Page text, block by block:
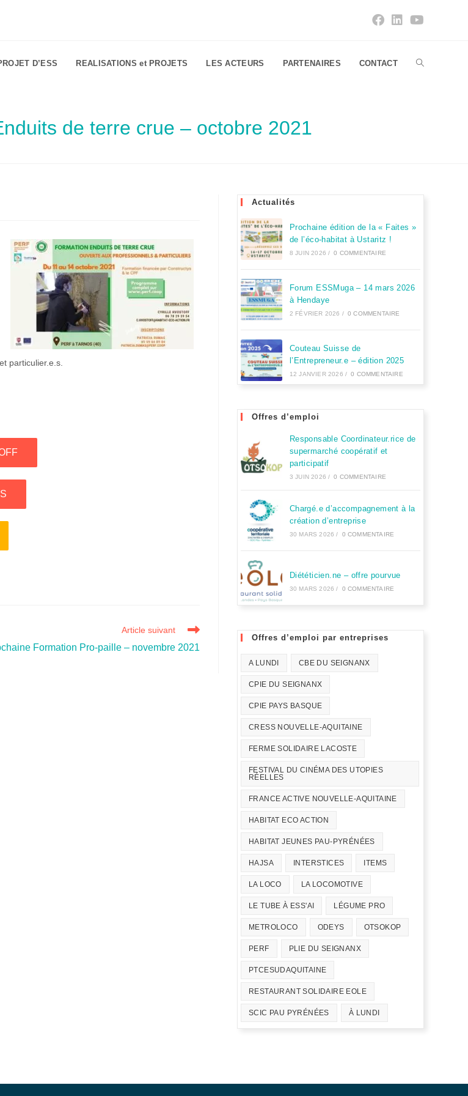
D’ESS REALISATIONS et PROJETS LES ACTEURS PARTENAIRES CONTACT
de terre crue – octobre 2021
particulier.e.s.
Article suivant
Formation Pro-paille – novembre 2021
Actualités
Prochaine édition de la « Faites »
de l’éco-habitat à Ustaritz !
8 JUIN 2026 / 0 COMMENTAIRE
Forum ESSMuga – 14 mars 2026
à Hendaye
2 FÉVRIER 2026 / 0 COMMENTAIRE
Couteau Suisse de
l’Entrepreneur.e – édition 2025
12 JANVIER 2026 / 0 COMMENTAIRE
Offres d’emploi
Responsable Coordinateur.rice de
supermarché coopératif et
participatif
3 JUIN 2026 / 0 COMMENTAIRE
Chargé.e d’accompagnement à la
création d’entreprise
30 MARS 2026 / 0 COMMENTAIRE
Diététicien.ne – offre pourvue
30 MARS 2026 / 0 COMMENTAIRE
Offres d’emploi par entreprises
A LUNDI CBE DU SEIGNANX
CPIE DU SEIGNANX
CPIE PAYS BASQUE
CRESS NOUVELLE-AQUITAINE
FERME SOLIDAIRE LACOSTE
FESTIVAL DU CINÉMA DES UTOPIES
RÉELLES
FRANCE ACTIVE NOUVELLE-AQUITAINE
HABITAT ECO ACTION
HABITAT JEUNES PAU-PYRÉNÉES
HAJSA INTERSTICES ITEMS
LA LOCO LA LOCOMOTIVE
LE TUBE À ESS'AI LÉGUME PRO
METROLOCO ODEYS OTSOKOP
PERF PLIE DU SEIGNANX
PTCESUDAQUITAINE
RESTAURANT SOLIDAIRE EOLE
SCIC PAU PYRÉNÉES À LUNDI